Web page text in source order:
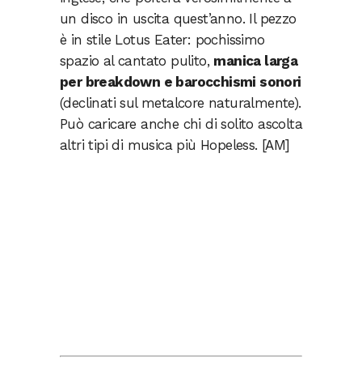
un disco in uscita quest’anno. Il pezzo
è in stile Lotus Eater: pochissimo
spazio al cantato pulito, manica larga
per breakdown e barocchismi sonori
(declinati sul metalcore naturalmente).
Può caricare anche chi di solito ascolta
altri tipi di musica più Hopeless. [AM]